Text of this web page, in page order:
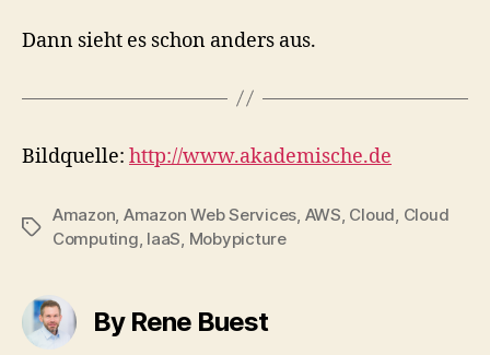
Dann sieht es schon anders aus.
Bildquelle: http://www.akademische.de
Tags
Amazon Amazon Web Services AWS Cloud Cloud
Computing IaaS Mobypicture
By Rene Buest